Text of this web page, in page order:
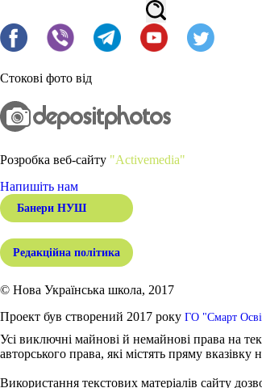
Стокові фото від
Розробка веб-сайту "Activemedia"
Напишіть нам
Банери НУШ
Редакційна політика
© Нова Українська школа, 2017
Проект був створений 2017 року ГО "Смарт
Усі виключні майнові й немайнові права на
авторського права, які містять пряму вказівку
Використання текстових матеріалів сайту